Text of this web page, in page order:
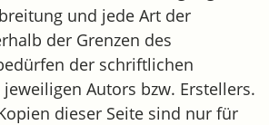
und jede Art der
der Grenzen des
der schriftlichen
Autors bzw. Erstellers.
dieser Seite sind nur für